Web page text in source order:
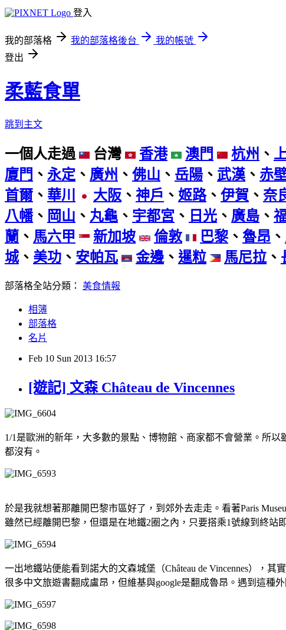
登入
我的部落格 我的部落格後台
我的帳號
登出
柔藍食單
跳到主文
一個人走過 台灣 香港 澳門 杭州 、
廈門 、 永定 、 廣州 、 佛山 、 岳陽 、 武漢 、 赤
首爾、 華川 大阪 、 神戶 、 姬路、 伊賀 、 奈
八幡 、 岡山 、 丸龜 、 宇都宮 、 日光 、 廣島 、
蘭 、 馬六甲 新加坡 倫敦 巴黎、 魯昂 、
城、 美功 、 安帕瓦 金邊 、 暹粒 馬尼拉 、
部落格全站分類： 美食情報
相簿
部落格
名片
Feb 10 Sun 2013 16:57
[遊記] 文森 Château de Vincennes
1/1是歐洲的新年，大多數的景點、博物館、商家都不會營業。所
都沒有。
於是我就想著那離開巴黎市區好了，到郊外去走走。看著Paris
雖然已經離開巴黎，但還是在地鐵2圈之內，只要搭乘1號線到終站
一出地鐵站便能看到諾大的文森城堡（Château de Vincennes），
很多中文旅遊書翻成盧昂，但維基與google是翻成魯昂。遇到這種